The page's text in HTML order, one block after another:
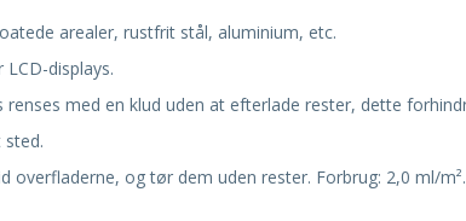
arealer, rustfrit stål, aluminium, etc.
displays.
med en klud uden at efterlade rester, dette
og tør dem uden rester. Forbrug: 2,0 ml/